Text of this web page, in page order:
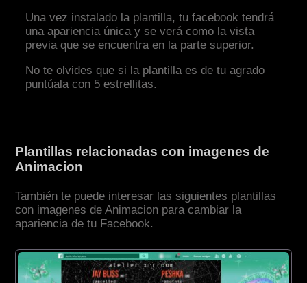
Una vez instalado la plantilla, tu facebook tendrá
una apariencia única y se verá como la vista
previa que se encuentra en la parte superior.
No te olvides que si la plantilla es de tu agrado
puntúala con 5 estrellitas.
Plantillas relacionadas con imagenes de
Animacion
También te puede interesar las siguientes plantillas
con imagenes de Animacion para cambiar la
apariencia de tu Facebook.